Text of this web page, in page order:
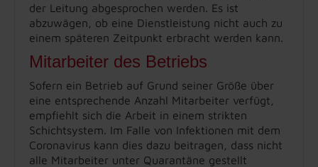
der Leitung abgesprochen werden. Es ist
abzuwägen, ob eine Dienstleistung nicht auch zu
einem späteren Zeitpunkt erbracht werden kann.
Mitarbeiter des Betriebs
Sofern ein Betrieb auf Grund seiner Größe über
eine entsprechende Anzahl Mitarbeiter verfügt,
empfiehlt sich die Arbeit in einem strikten
Schichtsystem. Im Falle von Infektionen mit dem
Coronavirus kann dies dazu beitragen, dass nicht
alle Mitarbeiter unter Quarantäne gestellt